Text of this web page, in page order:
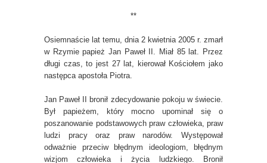
**
Osiemnaście lat temu, dnia 2 kwietnia 2005 r. zmarł
w Rzymie papież Jan Paweł II. Miał 85 lat. Przez
długi czas, to jest 27 lat, kierował Kościołem jako
następca apostoła Piotra.
Jan Paweł II bronił zdecydowanie pokoju w świecie.
Był papieżem, który mocno upominał się o
poszanowanie podstawowych praw człowieka, praw
ludzi pracy oraz praw narodów. Występował
odważnie przeciw błędnym ideologiom, błędnym
wizjom człowieka i życia ludzkiego. Bronił